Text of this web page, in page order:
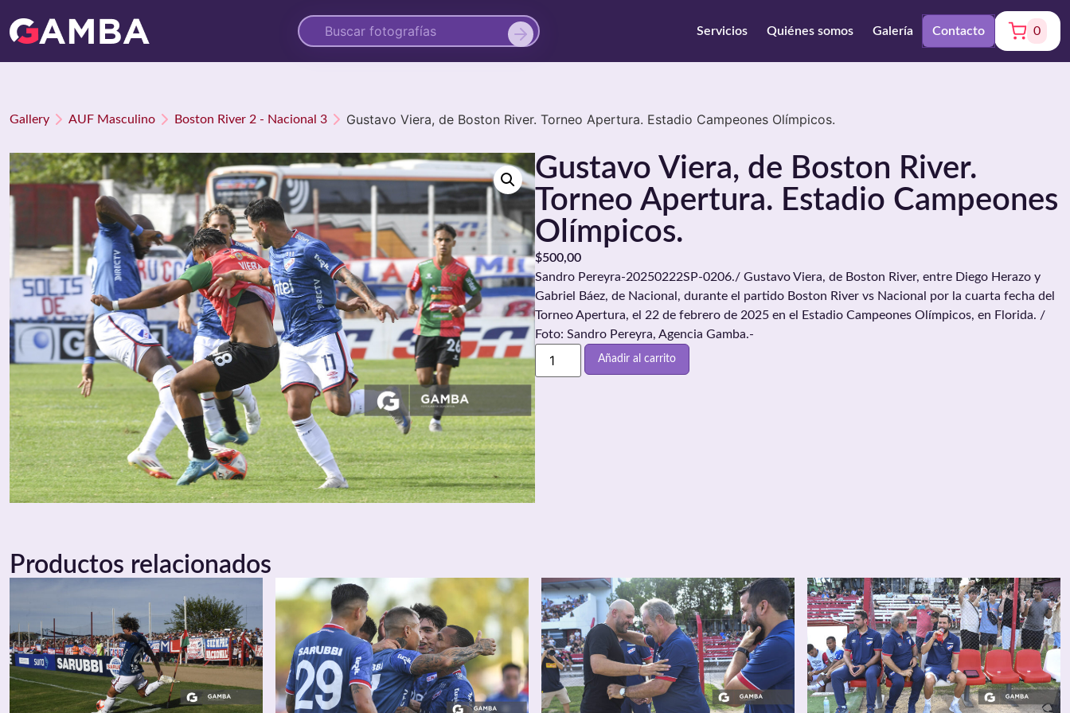
Servicios Quiénes somos Galería Contacto 0
Gallery AUF Masculino Boston River 2 - Nacional 3 Gustavo Viera, de Boston River. Torneo Apertura. Estadio Campeones Olímpicos.
Gustavo Viera, de Boston River.
Torneo Apertura. Estadio Campeones
Olímpicos.
$500,00
Sandro Pereyra-20250222SP-0206./ Gustavo Viera, de Boston River, entre Diego Herazo y
Gabriel Báez, de Nacional, durante el partido Boston River vs Nacional por la cuarta fecha del
Torneo Apertura, el 22 de febrero de 2025 en el Estadio Campeones Olímpicos, en Florida. /
Foto: Sandro Pereyra, Agencia Gamba.-
Añadir al carrito
Productos relacionados